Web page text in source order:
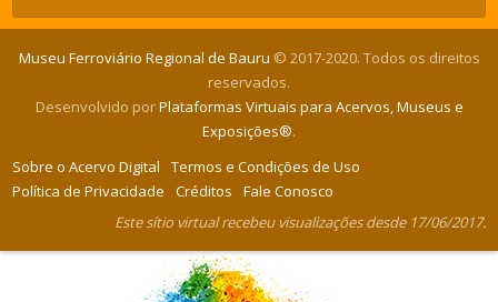
Museu Ferroviário Regional de Bauru © 2017-2020. Todos os direitos
reservados.
Desenvolvido porPlataformas Virtuais para Acervos, Museus e
Exposições®.
Sobre o Acervo Digital
Termos e Condições de Uso
Política de Privacidade
Créditos
Fale Conosco
Este sítio virtual recebeu visualizações desde 17/06/2017.